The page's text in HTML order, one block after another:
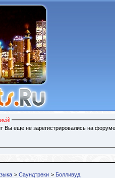
Вы еще не зарегистрировались на
> Саундтреки > Болливуд